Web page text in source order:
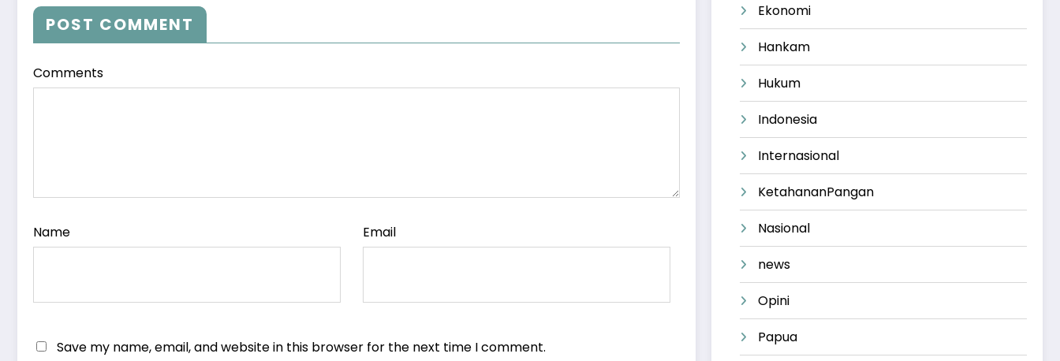
POST COMMENT
Comments
Name Email
Save my name, email, and website in this browser for the next time I comment.
Ekonomi
Hankam
Hukum
Indonesia
Internasional
KetahananPangan
Nasional
news
Opini
Papua